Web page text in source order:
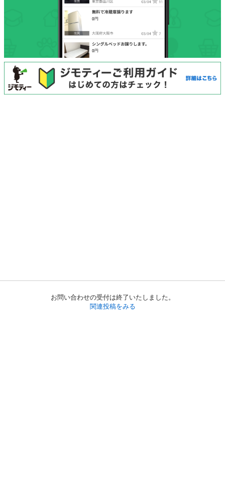
お問い合わせの受付は終了いたしました。
関連投稿をみる